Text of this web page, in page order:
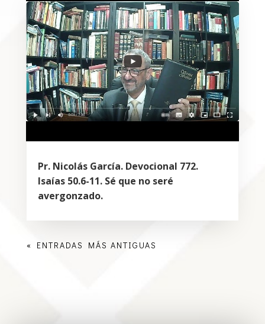
Pr. Nicolás García. Devocional 772.
Isaías 50.6-11. Sé que no seré
avergonzado.
« ENTRADAS MÁS ANTIGUAS